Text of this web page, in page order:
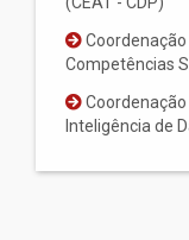
Competências
Inteligência de